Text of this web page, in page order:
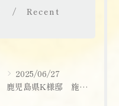
Recent
2025/06/27
鹿児島県K様邸 施工実績